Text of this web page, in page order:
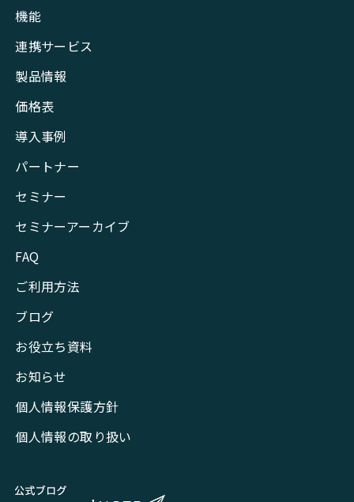
機能
連携サービス
製品情報
価格表
導入事例
パートナー
セミナー
セミナーアーカイブ
FAQ
ご利用方法
ブログ
お役立ち資料
お知らせ
個人情報保護方針
個人情報の取り扱い